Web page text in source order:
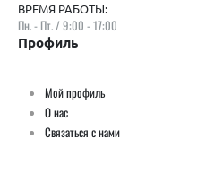
ВРЕМЯ РАБОТЫ:
Пн. - Пт. / 9:00 - 17:00
Профиль
Мой профиль
О нас
Связаться с нами